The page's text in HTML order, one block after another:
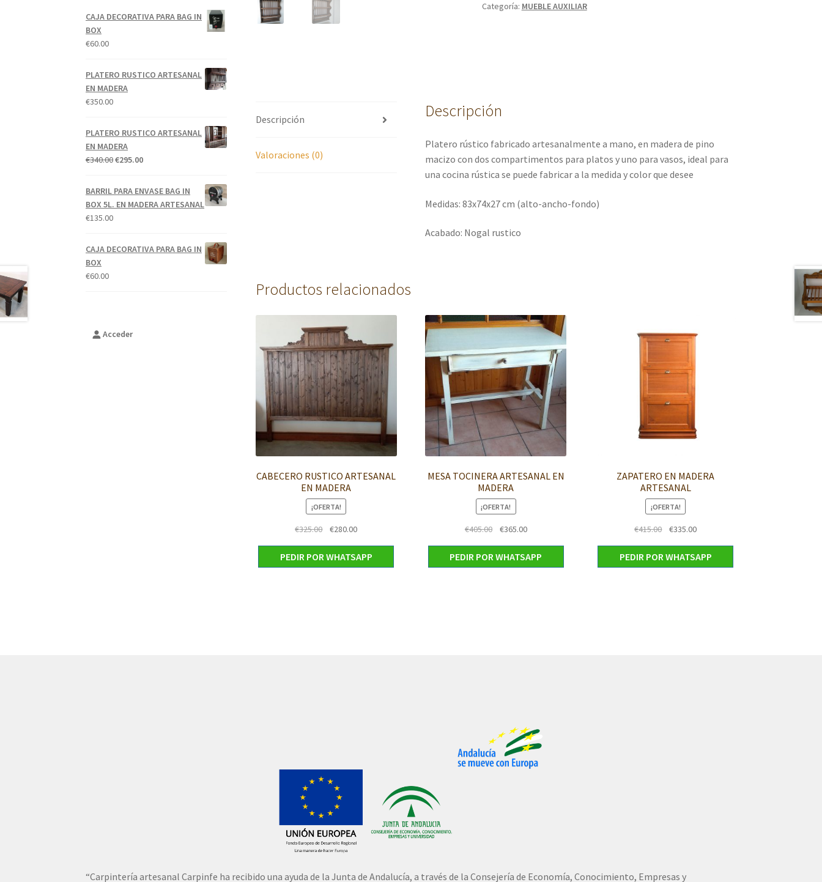
Categoría: MUEBLE AUXILIAR
Descripción
Valoraciones (0)
Descripción
Platero rústico fabricado artesanalmente a mano, en madera de pino
macizo con dos compartimentos para platos y uno para vasos, ideal para
una cocina rústica se puede fabricar a la medida y color que desee
Medidas: 83x74x27 cm (alto-ancho-fondo)
Acabado: Nogal rustico
Productos relacionados
CABECERO RUSTICO ARTESANAL
EN MADERA
¡OFERTA!
€325.00
El
original
era:
€280.00El
actual
es:
PEDIR POR WHATSAPP
MESA TOCINERA ARTESANAL EN
MADERA
¡OFERTA!
€405.00
original
era:
€365.00El
actual
es:
PEDIR POR WHATSAPP
ZAPATERO EN MADERA
ARTESANAL
¡OFERTA!
€415.00
El
original
era:
€335.00El
actual
es:
PEDIR POR WHATSAPP
CAJA DECORATIVA PARA BAG IN
BOX
€60.00
PLATERO RUSTICO ARTESANAL
EN MADERA
€350.00
PLATERO RUSTICO ARTESANAL
EN MADERA
€340.00El
original
era:
€295.00El
actual
es:
BARRIL PARA ENVASE BAG IN
BOX 5L. EN MADERA ARTESANAL
€135.00
CAJA DECORATIVA PARA BAG IN
BOX
€60.00
Acceder
“Carpintería artesanal Carpinfe ha recibido una ayuda de la Junta de Andalucía, a través de la Consejería de Economía, Conocimiento, Empresas y